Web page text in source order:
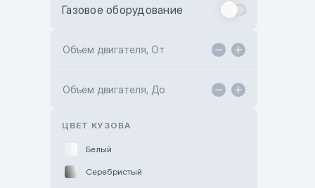
Toyota Kokshetau
Hyundai ShymCity
Газовое оборудование
Объем двигателя, От
Объем двигателя, До
ЦВЕТ КУЗОВА
Белый
Серебристый